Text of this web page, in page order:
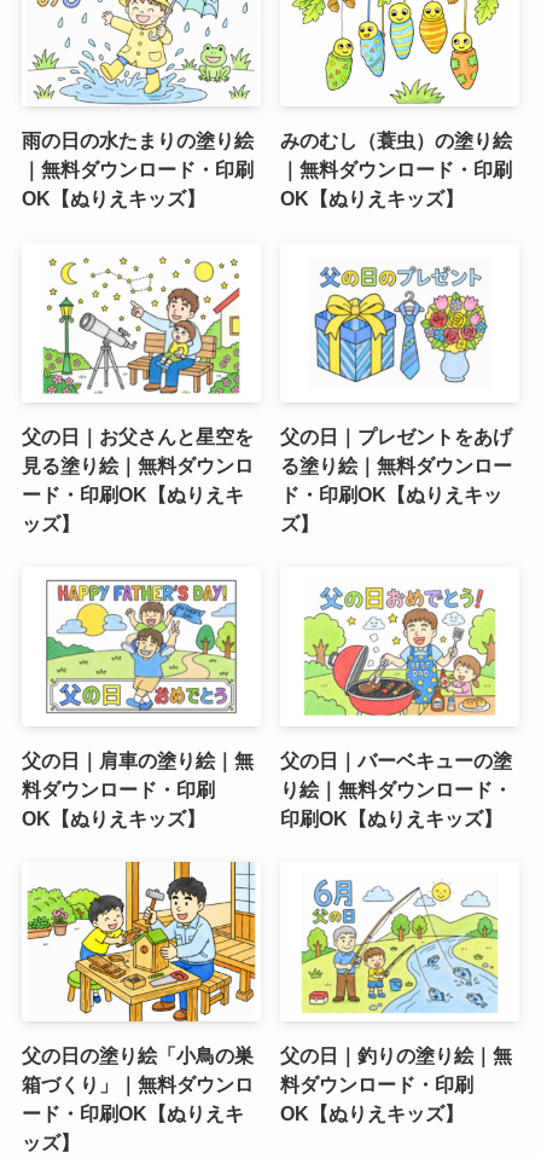
雨の日の水たまりの塗り絵
｜無料ダウンロード・印刷
OK【ぬりえキッズ】
みのむし（蓑虫）の塗り絵
｜無料ダウンロード・印刷
OK【ぬりえキッズ】
父の日｜お父さんと星空を
見る塗り絵｜無料ダウンロ
ード・印刷OK【ぬりえキ
ッズ】
父の日｜プレゼントをあげ
る塗り絵｜無料ダウンロー
ド・印刷OK【ぬりえキッ
ズ】
父の日｜肩車の塗り絵｜無
料ダウンロード・印刷
OK【ぬりえキッズ】
父の日｜バーベキューの塗
り絵｜無料ダウンロード・
印刷OK【ぬりえキッズ】
父の日の塗り絵「小鳥の巣
箱づくり」｜無料ダウンロ
ード・印刷OK【ぬりえキ
ッズ】
父の日｜釣りの塗り絵｜無
料ダウンロード・印刷
OK【ぬりえキッズ】